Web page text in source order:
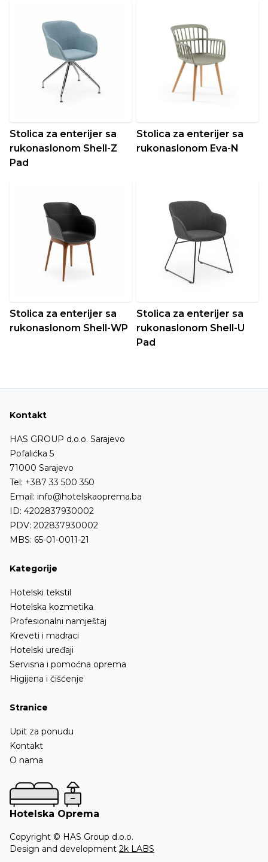
Stolica za enterijer sa
rukonaslonom Shell-Z
Pad
Stolica za enterijer sa
rukonaslonom Eva-N
Stolica za enterijer sa
rukonaslonom Shell-WP
Stolica za enterijer sa
rukonaslonom Shell-U
Pad
Kontakt
HAS GROUP d.o.o. Sarajevo
Pofalićka 5
71000 Sarajevo
Tel: +387 33 500 350
Email: info@hotelskaoprema.ba
ID: 4202837930002
PDV: 202837930002
MBS: 65-01-0011-21
Kategorije
Hotelski tekstil
Hotelska kozmetika
Profesionalni namještaj
Kreveti i madraci
Hotelski uređaji
Servisna i pomoćna oprema
Higijena i čišćenje
Stranice
Upit za ponudu
Kontakt
O nama
Hotelska Oprema
Copyright © HAS Group d.o.o.
Design and development 2k LABS